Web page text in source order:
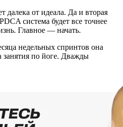
далека от идеала. Да и вторая
система будет все точнее
Главное — начать.
недельных спринтов она
занятия по йоге. Дважды